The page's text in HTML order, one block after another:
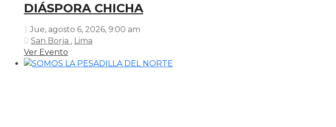
DIÁSPORA CHICHA
Jue, agosto 6, 2026, 9:00 am
San Borja , Lima
Ver Evento